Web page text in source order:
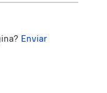
Enviar